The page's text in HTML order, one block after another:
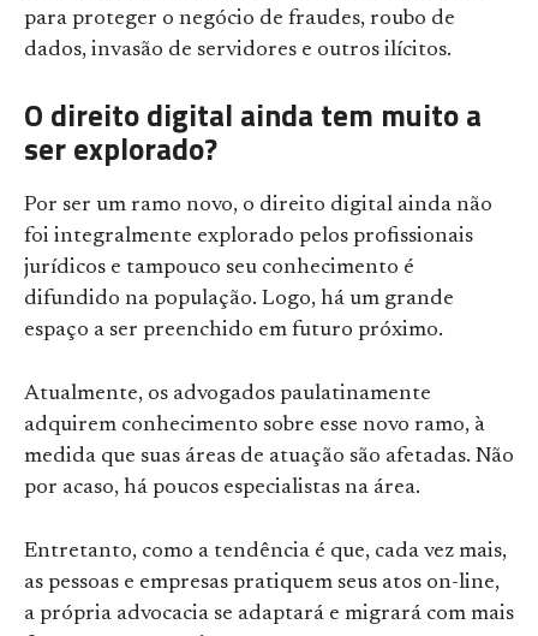
para proteger o negócio de fraudes, roubo de
dados, invasão de servidores e outros ilícitos.
O direito digital ainda tem muito a
ser explorado?
Por ser um ramo novo, o direito digital ainda não
foi integralmente explorado pelos profissionais
jurídicos e tampouco seu conhecimento é
difundido na população. Logo, há um grande
espaço a ser preenchido em futuro próximo.
Atualmente, os advogados paulatinamente
adquirem conhecimento sobre esse novo ramo, à
medida que suas áreas de atuação são afetadas. Não
por acaso, há poucos especialistas na área.
Entretanto, como a tendência é que, cada vez mais,
as pessoas e empresas pratiquem seus atos on-line,
a própria advocacia se adaptará e migrará com mais